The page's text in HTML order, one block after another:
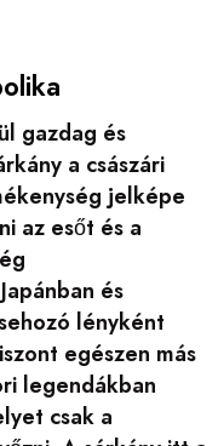
gazdag és
a császári
jelképe
az esőt és a
és
lényként
egészen más
legendákban
csak a